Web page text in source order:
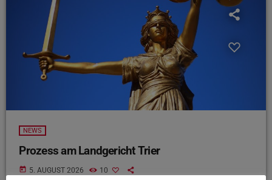
NEWS
Prozess am Landgericht Trier
today 5. AUGUST 2026 10